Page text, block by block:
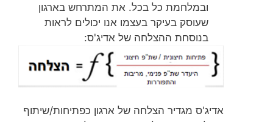
ובמלחמת כל בכל. את המתרחש בארגון
שעוסק בעיקר בעצמו אנו יכולים לראות
בנוסחת ההצלחה של אדיג'ס:
אדיג'ס מגדיר הצלחה של ארגון כפתיחות/שיתוף